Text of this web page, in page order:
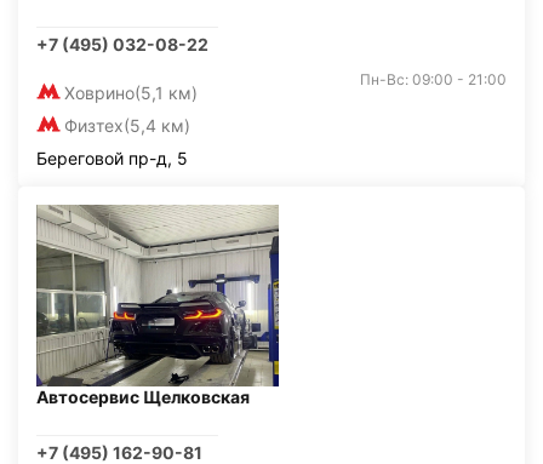
+7 (495) 032-08-22
Ховрино(5,1 км)
Физтех(5,4 км)
Пн-Вс: 09:00 - 21:00
Береговой пр-д, 5
Автосервис Щелковская
+7 (495) 162-90-81